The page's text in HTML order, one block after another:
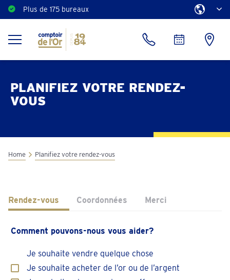
Plus de 175 bureaux
Estimation gratuite
PLANIFIEZ VOTRE RENDEZ-
VOUS
Home Planifiez votre rendez-vous
Rendez-vous Coordonnées Merci
Comment pouvons-nous vous aider?
Je souhaite vendre quelque chose
Je souhaite acheter de l’or ou de l’argent